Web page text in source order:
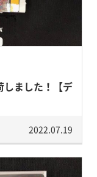
しました！【デ
2022.07.19